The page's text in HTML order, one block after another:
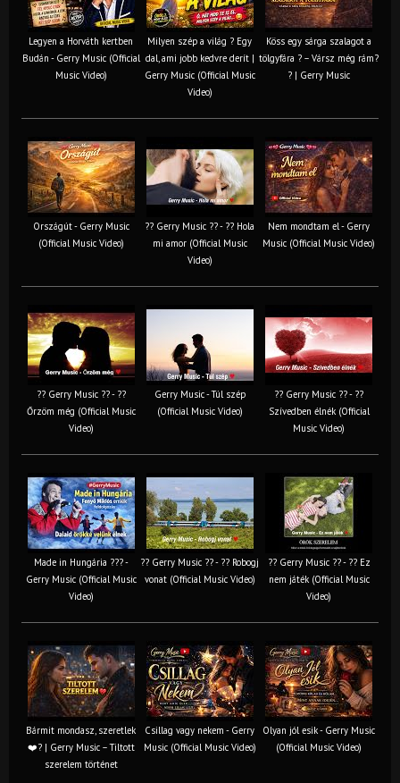
Legyen a Horváth kertben
Budán - Gerry Music (Official
Music Video)
Milyen szép a világ ? Egy
dal, ami jobb kedvre derít |
Gerry Music (Official Music
Video)
Köss egy sárga szalagot a
tölgyfára ?️ – Vársz még rám?
? | Gerry Music
Országút - Gerry Music
(Official Music Video)
?? Gerry Music ?? - ?? Hola
mi amor (Official Music
Video)
Nem mondtam el - Gerry
Music (Official Music Video)
?? Gerry Music ?? - ??
Őrzöm még (Official Music
Video)
Gerry Music - Túl szép
(Official Music Video)
?? Gerry Music ?? - ??
Szívedben élnék (Official
Music Video)
Made in Hungária ??? -
Gerry Music (Official Music
Video)
?? Gerry Music ?? - ?? Robogj
vonat (Official Music Video)
?? Gerry Music ?? - ?? Ez
nem játék (Official Music
Video)
Bármit mondasz, szeretlek
❤️‍? | Gerry Music – Tiltott
szerelem történet
Csillag vagy nekem - Gerry
Music (Official Music Video)
Olyan jól esik - Gerry Music
(Official Music Video)